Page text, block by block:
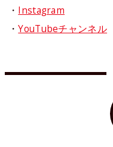
・ Instagram
・YouTubeチャンネル